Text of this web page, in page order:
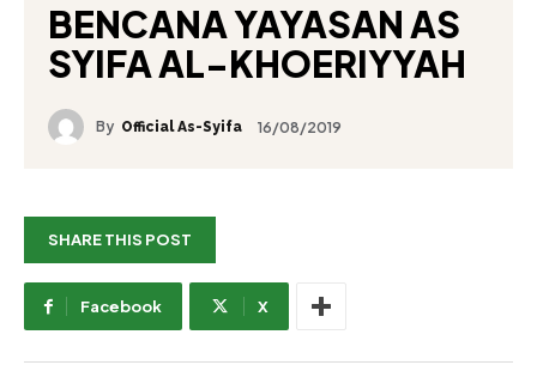
BENCANA YAYASAN AS
SYIFA AL-KHOERIYYAH
By Official As-Syifa 16/08/2019
SHARE THIS POST
Facebook X